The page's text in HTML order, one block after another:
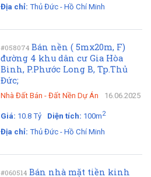
Địa chỉ: Thủ Đức - Hồ Chí Minh
#058074 Bán nền ( 5mx20m, F)
đường 4 khu dân cư Gia Hòa
Bình, P.Phước Long B, Tp.Thủ
Đức;
Nhà Đất Bán - Đất Nền Dự Án 16.06.2025
Giá: 10.8 Tỷ Diện tích: 100m2
Địa chỉ: Thủ Đức - Hồ Chí Minh
#060514 Bán nhà mặt tiền kinh